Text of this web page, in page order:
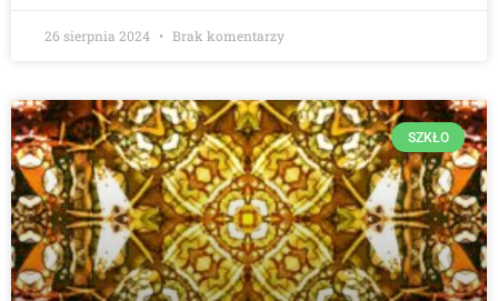
26 sierpnia 2024 Brak komentarzy
SZKŁO